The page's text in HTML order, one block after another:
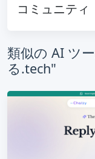
コミュニティ
類似の AI ツ
る.tech"